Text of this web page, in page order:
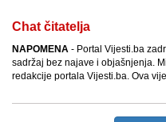
Chat čitatelja
NAPOMENA - Portal Vijesti.ba
sadržaj bez najave i objašnjenja.
redakcije portala Vijesti.ba. Ova